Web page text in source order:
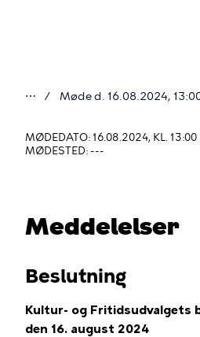
er
her
⋯ Møde d. 16.08.2024,
MØDEDATO: 16.08.2024, KL. 13:00
MØDESTED: ---
Meddelelser
Beslutning
Kultur- og Fritidsudvalgets
den 16. august 2024